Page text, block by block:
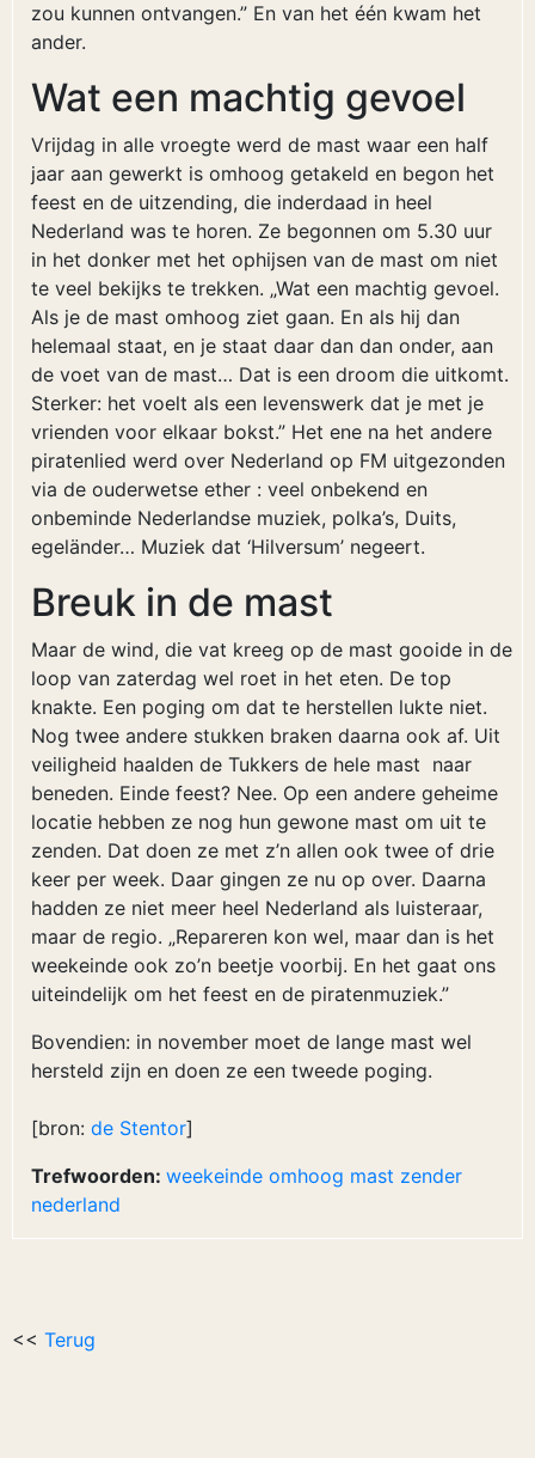
zou kunnen ontvangen.” En van het één kwam het
ander.
Wat een machtig gevoel
Vrijdag in alle vroegte werd de mast waar een half
jaar aan gewerkt is omhoog getakeld en begon het
feest en de uitzending, die inderdaad in heel
Nederland was te horen. Ze begonnen om 5.30 uur
in het donker met het ophijsen van de mast om niet
te veel bekijks te trekken. „Wat een machtig gevoel.
Als je de mast omhoog ziet gaan. En als hij dan
helemaal staat, en je staat daar dan dan onder, aan
de voet van de mast… Dat is een droom die uitkomt.
Sterker: het voelt als een levenswerk dat je met je
vrienden voor elkaar bokst.” Het ene na het andere
piratenlied werd over Nederland op FM uitgezonden
via de ouderwetse ether : veel onbekend en
onbeminde Nederlandse muziek, polka’s, Duits,
egeländer… Muziek dat ‘Hilversum’ negeert.
Breuk in de mast
Maar de wind, die vat kreeg op de mast gooide in de
loop van zaterdag wel roet in het eten. De top
knakte. Een poging om dat te herstellen lukte niet.
Nog twee andere stukken braken daarna ook af. Uit
veiligheid haalden de Tukkers de hele mast naar
beneden. Einde feest? Nee. Op een andere geheime
locatie hebben ze nog hun gewone mast om uit te
zenden. Dat doen ze met z’n allen ook twee of drie
keer per week. Daar gingen ze nu op over. Daarna
hadden ze niet meer heel Nederland als luisteraar,
maar de regio. „Repareren kon wel, maar dan is het
weekeinde ook zo’n beetje voorbij. En het gaat ons
uiteindelijk om het feest en de piratenmuziek.”
Bovendien: in november moet de lange mast wel
hersteld zijn en doen ze een tweede poging.
[bron: de Stentor]
Trefwoorden: weekeinde omhoog mast zender
nederland
<< Terug